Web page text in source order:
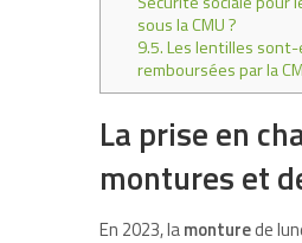
sous la CMU ?
9.5.Les lentilles
remboursées par la
La prise en
montures et
En 2023, lamonturede